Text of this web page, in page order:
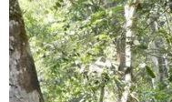
Thống đốc Ngân
này sẽ không thể trở
hoạch nếu không